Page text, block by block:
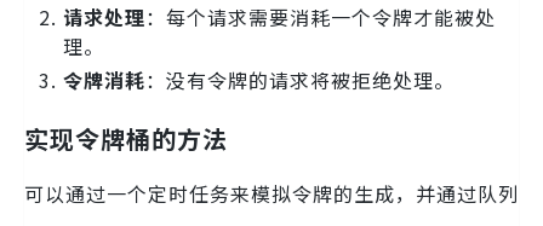
请求处理：每个请求需要消耗一个令牌才能被处
理。
令牌消耗：没有令牌的请求将被拒绝处理。
实现令牌桶的方法
可以通过一个定时任务来模拟令牌的生成，并通过队列